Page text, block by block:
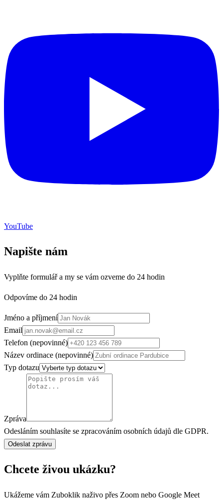
YouTube
Napište nám
Vyplňte formulář a my se vám ozveme do 24 hodin
Odpovíme do 24 hodin
Jméno a příjmení
Email
Telefon (nepovinné)
Název ordinace (nepovinné)
Typ dotazu
Zpráva
Odesláním souhlasíte se zpracováním osobních údajů dle GDPR.
Chcete živou ukázku?
Ukážeme vám Zuboklik naživo přes Zoom nebo Google Meet